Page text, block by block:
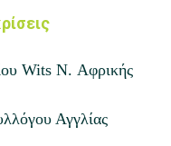
Wits N. Αφρικής
Αγγλίας